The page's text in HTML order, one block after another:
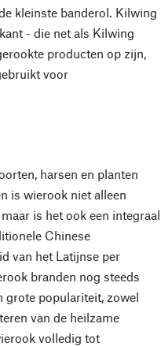
kleinste banderol. Kilwing
- die net als Kilwing
producten op zijn,
voor
harsen en planten
is wierook niet alleen
is het ook een integraal
Chinese
van het Latijnse per
branden nog steeds
grote populariteit, zowel
van de heilzame
volledig tot